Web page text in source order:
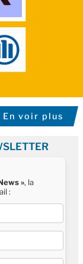
En voir plus
», la
: